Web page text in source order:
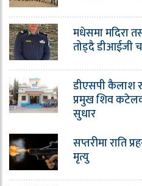
मधेसमा मदिरा
तोड्दै डीआईजी
डीएसपी कैलाश
प्रमुख शिव
सुधार
सप्तरीमा राति
मृत्यु